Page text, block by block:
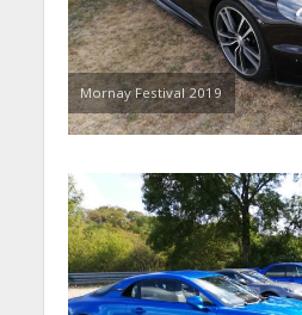
Mornay Festival 2019